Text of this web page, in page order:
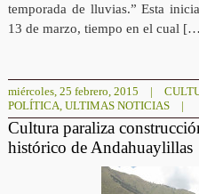
temporada de lluvias.” Esta
13 de marzo, tiempo en el cual
miércoles, 25 febrero, 2015 |
POLÍTICA, ULTIMAS NOTICIAS |
Cultura paraliza
histórico de Andahuaylillas